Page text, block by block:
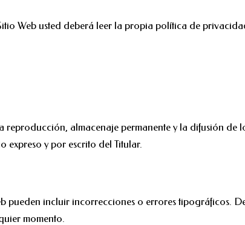
Web usted deberá leer la propia política de
reproducción, almacenaje permanente y la difusión
expreso y por escrito del Titular.
pueden incluir incorrecciones o errores tipográficos.
momento.